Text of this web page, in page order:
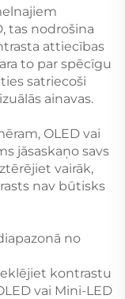
tas nodrošina
attiecības
to par spēcīgu
satriecoši
ainavas.
OLED vai
jāsaskaņo savs
vairāk,
nav būtisks
no
kontrastu
vai Mini-LED